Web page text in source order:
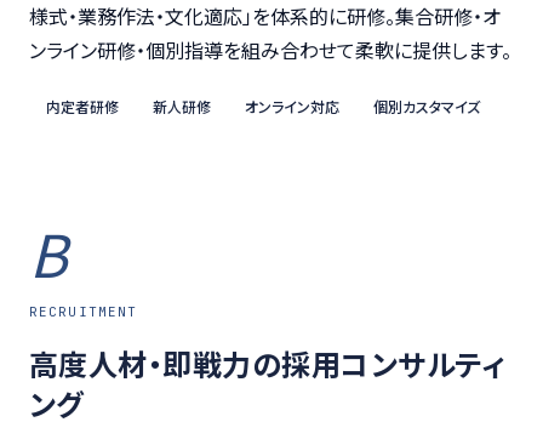
様式・業務作法・文化適応」を体系的に研修。集合研修・オ
ンライン研修・個別指導を組み合わせて柔軟に提供します。
内定者研修 新人研修 オンライン対応 個別カスタマイズ
B
RECRUITMENT
高度人材・即戦力の採用コンサルティ
ング